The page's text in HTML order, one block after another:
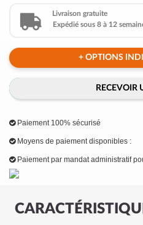
Livraison gratuite
Expédié sous 8 à 12
+ OPTIONS
RECEVOIR
Paiement 100% sécurisé
Moyens de paiement disponibles :
Paiement par mandat administratif